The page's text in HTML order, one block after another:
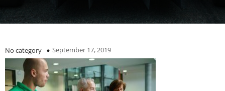
No category September 17, 2019